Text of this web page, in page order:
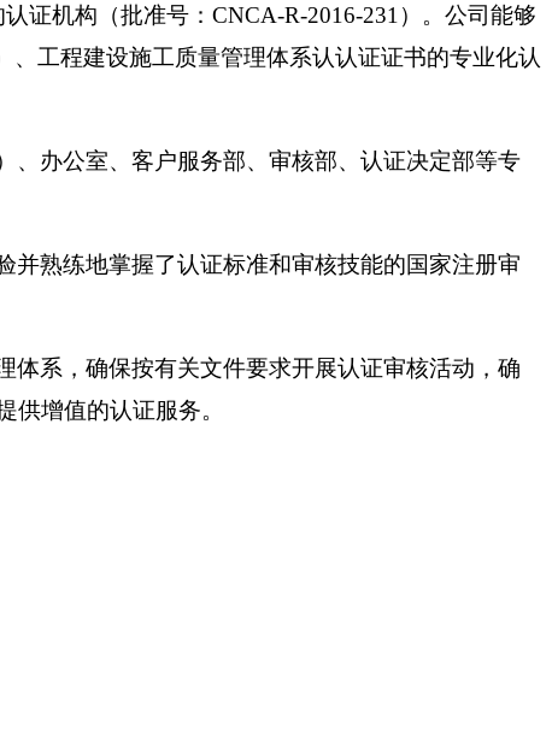
证机构（批准号： CNCA-R-2016-231 ）。公司能够
、工程建设施工质量管理体系认认证证书的专业化认
、办公室、客户服务部、审核部、认证决定部等专
熟练地掌握了认证标准和审核技能的国家注册审
系，确保按有关文件要求开展认证审核活动，确
增值的认证服务。